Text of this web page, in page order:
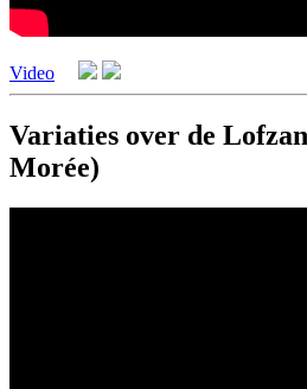
Video
Variaties over de
Morée)